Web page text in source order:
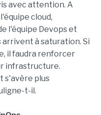
avec attention. A
cloud,
l'équipe Devops et
à saturation. Si
il faudra renforcer
infrastructure.
s'avère plus
t-il.